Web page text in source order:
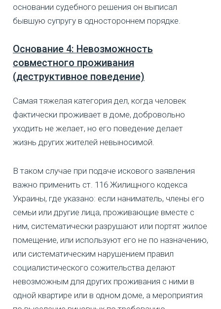
основании судебного решения он выписал
бывшую супругу в одностороннем порядке.
Основание 4: Невозможность
совместного проживания
(деструктивное поведение)
Самая тяжелая категория дел, когда человек
фактически проживает в доме, добровольно
уходить не желает, но его поведение делает
жизнь других жителей невыносимой.
В таком случае при подаче искового заявления
важно применить ст. 116 Жилищного кодекса
Украины, где указано: если наниматель, члены его
семьи или другие лица, проживающие вместе с
ним, систематически разрушают или портят жилое
помещение, или используют его не по назначению,
или систематическим нарушением правил
социалистического сожительства делают
невозможным для других проживания с ними в
одной квартире или в одном доме, а мероприятия